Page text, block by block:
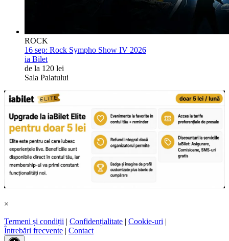
ROCK
16 sep: Rock Sympho Show IV 2026
ia Bilet
de la 120 lei
Sala Palatului
×
Termeni și condiții | Confidențialitate | Cookie-uri |
Întrebări frecvente | Contact